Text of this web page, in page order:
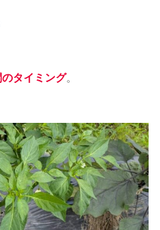
タイミング。